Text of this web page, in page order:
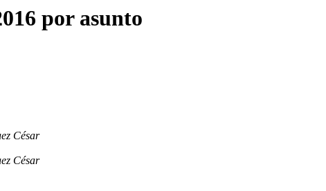
por asunto
César
César